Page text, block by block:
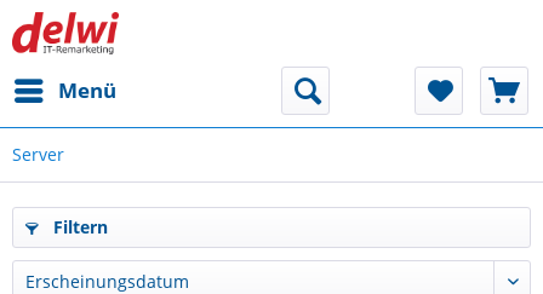
Menü
Server
Filtern